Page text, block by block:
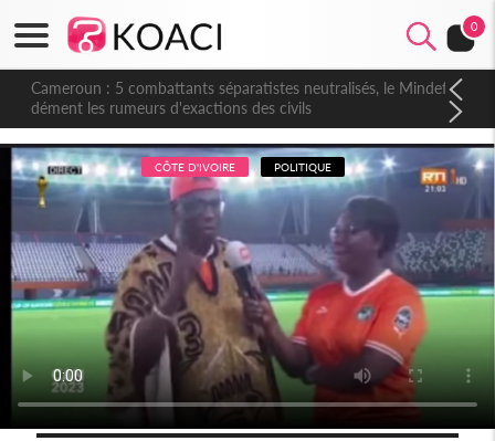
0
Cameroun : 5 combattants séparatistes neutralisés, le Mindef
dément les rumeurs d'exactions des civils
CÔTE D'IVOIRE POLITIQUE